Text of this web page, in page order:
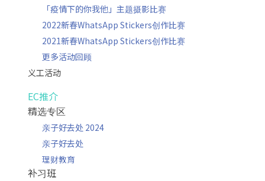
「疫情下的你我他」主题摄影比赛
2022新春WhatsApp Stickers创作比赛
2021新春WhatsApp Stickers创作比赛
更多活动回顾
义工活动
EC推介
精选专区
亲子好去处 2024
亲子好去处
理财教育
补习班